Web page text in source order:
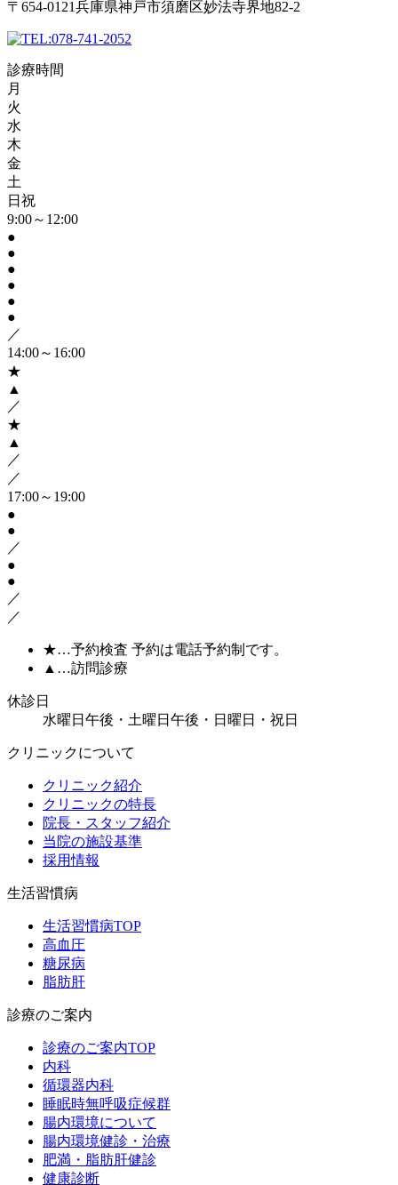
〒654-0121兵庫県神戸市須磨区妙法寺界地82-2
078-741-2052
診療時間
月
火
水
木
金
土
日祝
9:00～12:00
●
●
●
●
●
●
／
14:00～16:00
★
▲
／
★
▲
／
／
17:00～19:00
●
●
／
●
●
／
／
★…予約検査 予約は電話予約制です。
▲ …訪問診療
休診日
水曜日午後・土曜日午後・日曜日・祝日
クリニックについて
クリニック紹介
クリニックの特長
院長・スタッフ紹介
当院の施設基準
採用情報
生活習慣病
生活習慣病TOP
高血圧
糖尿病
脂肪肝
診療のご案内
診療のご案内TOP
内科
循環器内科
睡眠時無呼吸症候群
腸内環境について
腸内環境健診・治療
肥満・脂肪肝健診
健康診断